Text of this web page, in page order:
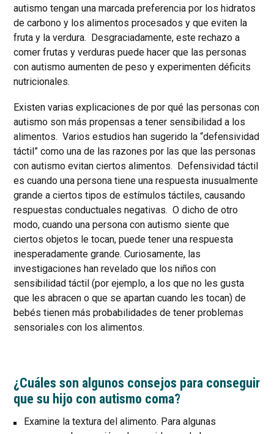
autismo tengan una marcada preferencia por los hidratos
de carbono y los alimentos procesados y que eviten la
fruta y la verdura. Desgraciadamente, este rechazo a
comer frutas y verduras puede hacer que las personas
con autismo aumenten de peso y experimenten déficits
nutricionales.
Existen varias explicaciones de por qué las personas con
autismo son más propensas a tener sensibilidad a los
alimentos. Varios estudios han sugerido la “defensividad
táctil” como una de las razones por las que las personas
con autismo evitan ciertos alimentos. Defensividad táctil
es cuando una persona tiene una respuesta inusualmente
grande a ciertos tipos de estímulos táctiles, causando
respuestas conductuales negativas. O dicho de otro
modo, cuando una persona con autismo siente que
ciertos objetos le tocan, puede tener una respuesta
inesperadamente grande. Curiosamente, las
investigaciones han revelado que los niños con
sensibilidad táctil (por ejemplo, a los que no les gusta
que les abracen o que se apartan cuando les tocan) de
bebés tienen más probabilidades de tener problemas
sensoriales con los alimentos.
¿Cuáles son algunos consejos para conseguir
que su hijo con autismo coma?
Examine la textura del alimento. Para algunas